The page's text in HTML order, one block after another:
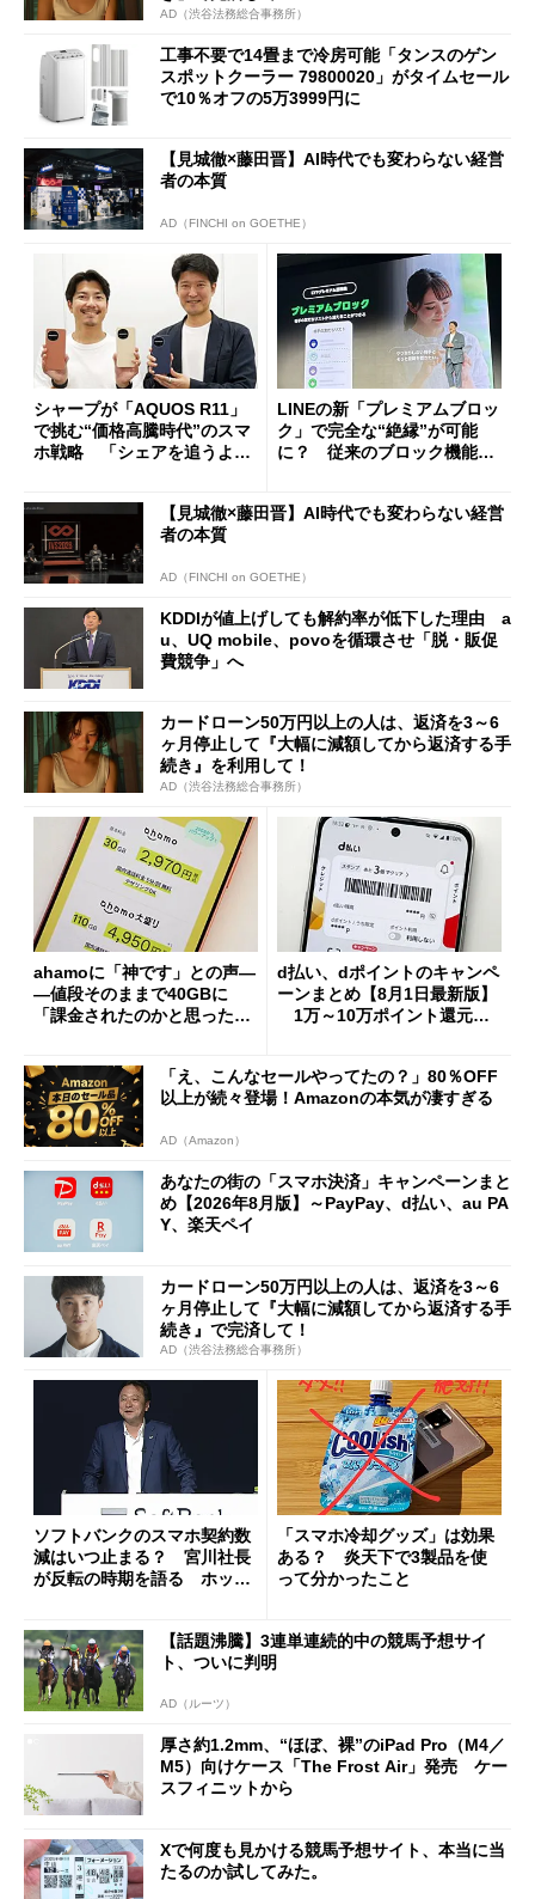
AD（渋谷法務総合事務所）
工事不要で14畳まで冷房可能「タンスのゲン
スポットクーラー 79800020」がタイムセール
で10％オフの5万3999円に
【見城徹×藤田晋】AI時代でも変わらない経営
者の本質
AD（FINCHI on GOETHE）
シャープが「AQUOS R11」
で挑む“価格高騰時代”のスマ
ホ戦略 「シェアを追うより
LINEの新「プレミアムブロッ
ク」で完全な“絶縁”が可能
に？ 従来のブロック機能と
【見城徹×藤田晋】AI時代でも変わらない経営
者の本質
AD（FINCHI on GOETHE）
KDDIが値上げしても解約率が低下した理由 a
u、UQ mobile、povoを循環させ「脱・販促
費競争」へ
カードローン50万円以上の人は、返済を3～6
ヶ月停止して『大幅に減額してから返済する手
続き』を利用して！
AD（渋谷法務総合事務所）
ahamoに「神です」との声―
―値段そのままで40GBに
「課金されたのかと思った」
d払い、dポイントのキャンペ
ーンまとめ【8月1日最新版】
1万～10万ポイント還元の
「え、こんなセールやってたの？」80％OFF
以上が続々登場！Amazonの本気が凄すぎる
AD（Amazon）
あなたの街の「スマホ決済」キャンペーンまと
め【2026年8月版】～PayPay、d払い、au PA
Y、楽天ペイ
カードローン50万円以上の人は、返済を3～6
ヶ月停止して『大幅に減額してから返済する手
続き』で完済して！
AD（渋谷法務総合事務所）
ソフトバンクのスマホ契約数
減はいつ止まる？ 宮川社長
が反転の時期を語る ホッピ
「スマホ冷却グッズ」は効果
ある？ 炎天下で3製品を使
って分かったこと
【話題沸騰】3連単連続的中の競馬予想サイ
ト、ついに判明
AD（ルーツ）
厚さ約1.2mm、“ほぼ、裸”のiPad Pro（M4／
M5）向けケース「The Frost Air」発売 ケー
スフィニットから
Xで何度も見かける競馬予想サイト、本当に当
たるのか試してみた。